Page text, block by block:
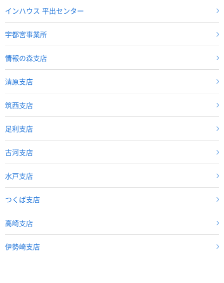
インハウス 平出センター
宇都宮事業所
情報の森支店
清原支店
筑西支店
足利支店
古河支店
水戸支店
つくば支店
高崎支店
伊勢崎支店